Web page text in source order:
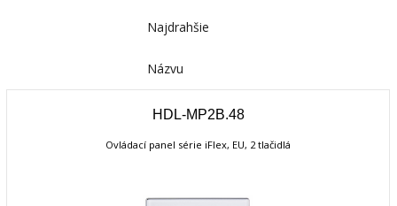
Najdrahšie
Názvu
HDL-MP2B.48
Ovládací panel série iFlex, EU, 2 tlačidlá